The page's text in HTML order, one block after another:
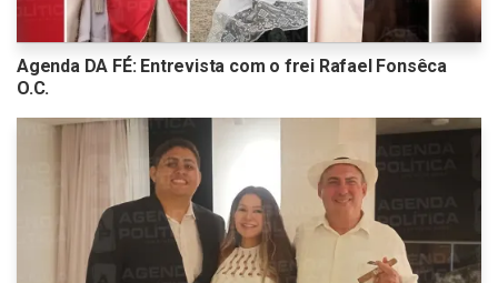
Agenda DA FÉ: Entrevista com o frei Rafael Fonsêca
O.C.